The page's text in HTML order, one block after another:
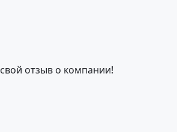
отзыв о компании!